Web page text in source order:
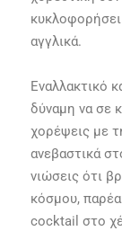
αγγλικά.
Εναλλακτικό
δύναμη να σε
χορέψεις με
ανεβαστικά
νιώσεις ότι
κόσμου,
cocktail στο